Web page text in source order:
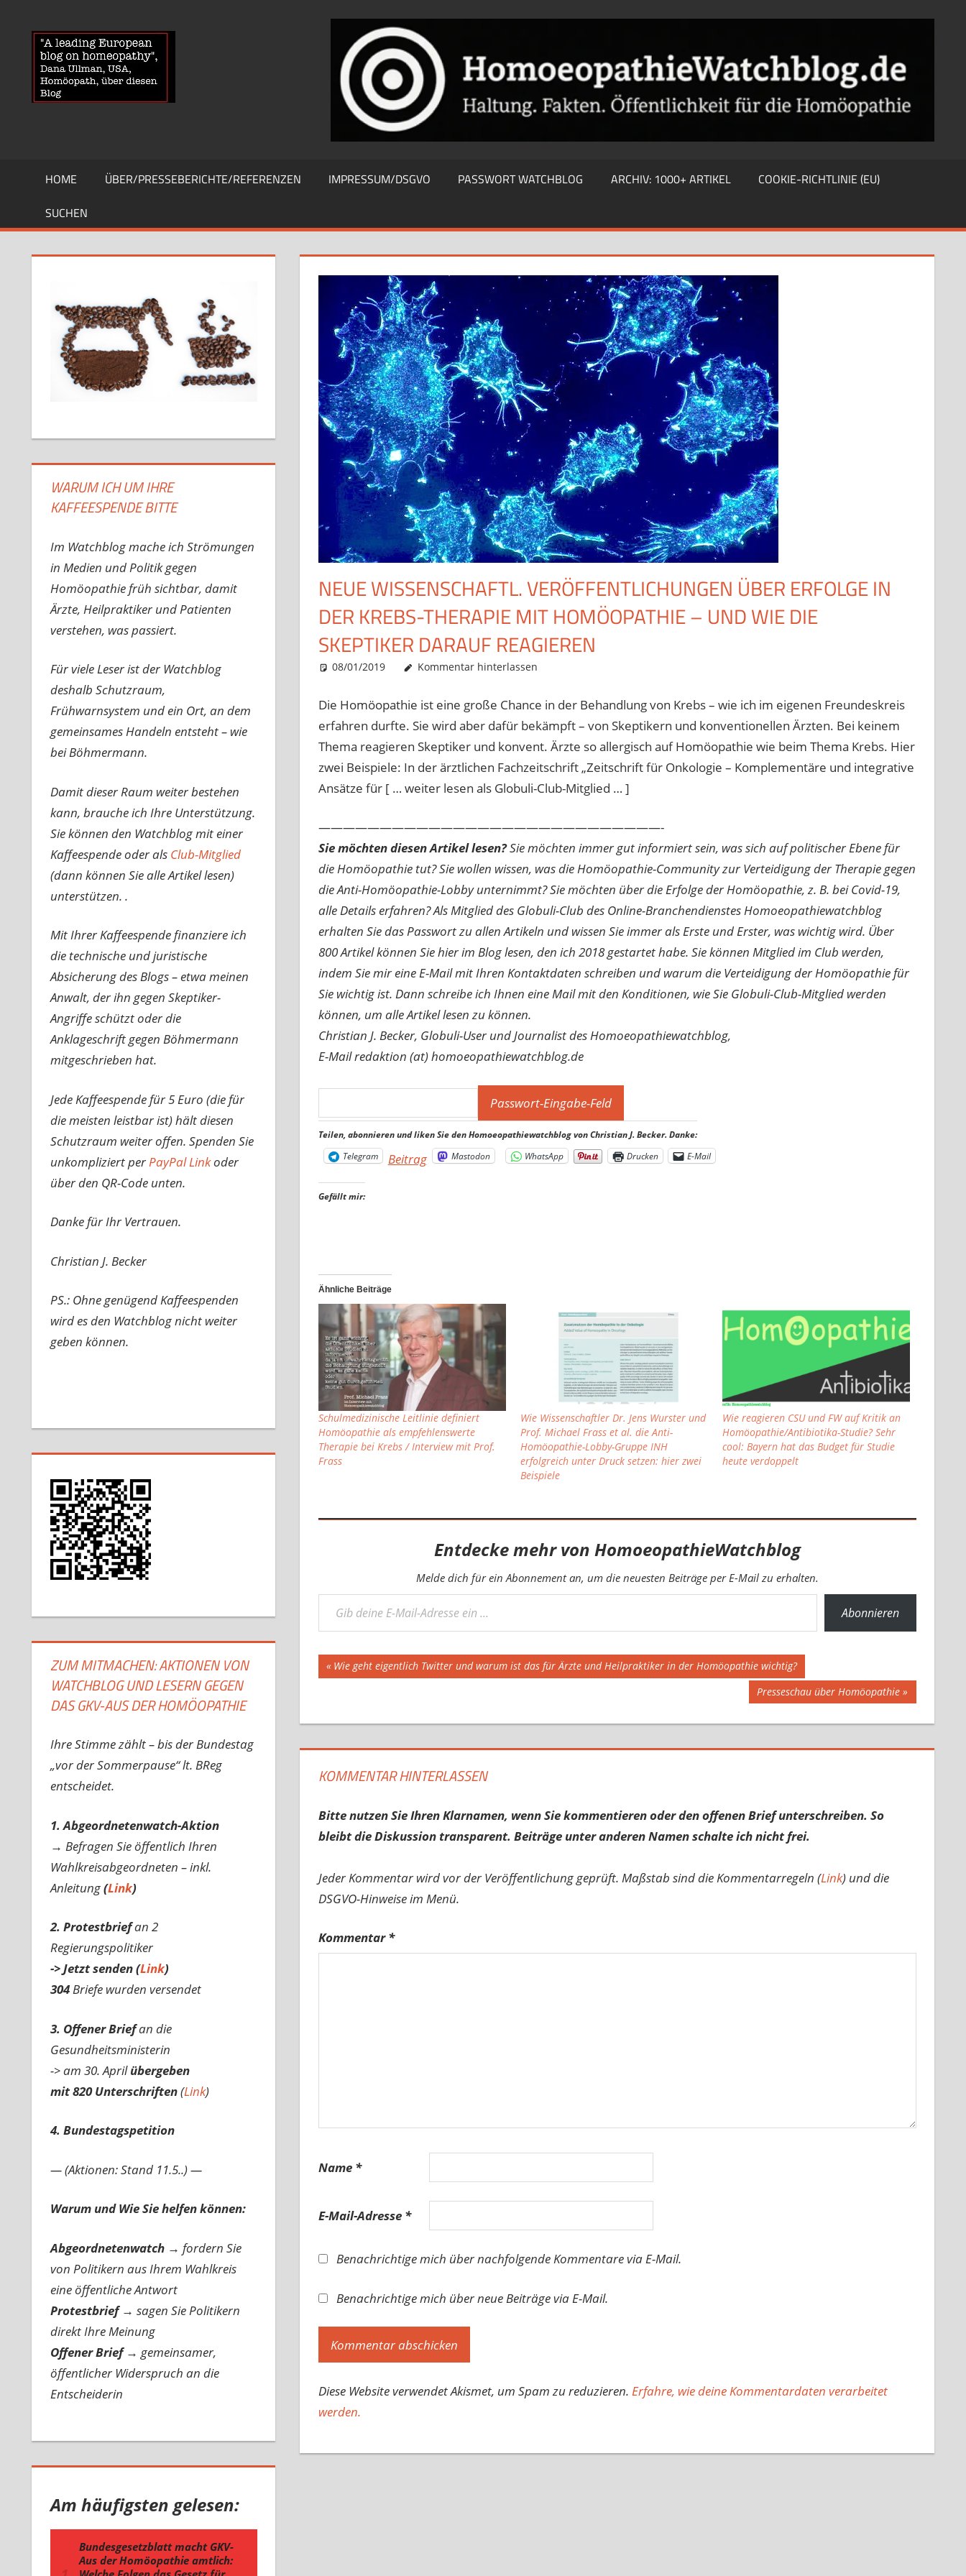
springen
HOMOEOPATHIEWATCHBLOG
News
über
Homöopathie
und
Globuli-
HOME ÜBER/PRESSEBERICHTE/REFERENZEN IMPRESSUM/DSGVO PASSWORT WATCHBLOG ARCHIV: 1000+ ARTIKEL
COOKIE-RICHTLINIE (EU)
SUCHEN
NEUE WISSENSCHAFTL. VERÖFFENTLICHUNGEN ÜBER ERFOLGE IN
DER KREBS-THERAPIE MIT HOMÖOPATHIE – UND WIE DIE
SKEPTIKER DARAUF REAGIEREN
08/01/2019 Christian J. Becker
Allgemein
Kommentar hinterlassen
Die Homöopathie ist eine große Chance in der Behandlung von Krebs – wie ich im eigenen Freundeskreis
erfahren durfte. Sie wird aber dafür bekämpft – von Skeptikern und konventionellen Ärzten. Bei keinem
Thema reagieren Skeptiker und konvent. Ärzte so allergisch auf Homöopathie wie beim Thema Krebs. Hier
zwei Beispiele: In der ärztlichen Fachzeitschrift „Zeitschrift für Onkologie – Komplementäre und integrative
Ansätze für [ … weiter lesen als Globuli-Club-Mitglied … ]
————————————————————————————-
Sie möchten diesen Artikel lesen?Sie möchten immer gut informiert sein, was sich auf politischer Ebene für
die Homöopathie tut? Sie wollen wissen, was die Homöopathie-Community zur Verteidigung der Therapie gegen
die Anti-Homöopathie-Lobby unternimmt? Sie möchten über die Erfolge der Homöopathie, z. B. bei Covid-19,
alle Details erfahren? Als Mitglied des Globuli-Club des Online-Branchendienstes Homoeopathiewatchblog
erhalten Sie das Passwort zu allen Artikeln und wissen Sie immer als Erste und Erster, was wichtig wird. Über
800 Artikel können Sie hier im Blog lesen, den ich 2018 gestartet habe. Sie können Mitglied im Club werden,
indem Sie mir eine E-Mail mit Ihren Kontaktdaten schreiben und warum die Verteidigung der Homöopathie für
Sie wichtig ist. Dann schreibe ich Ihnen eine Mail mit den Konditionen, wie Sie Globuli-Club-Mitglied werden
können, um alle Artikel lesen zu können.
Christian J. Becker, Globuli-User und Journalist des Homoeopathiewatchblog,
E-Mail redaktion (at) homoeopathiewatchblog.de
Teilen, abonnieren und liken Sie den Homoeopathiewatchblog von Christian J. Becker. Danke:
Telegram
Beitrag Mastodon WhatsApp Drucken E-Mail
Gefällt mir:
Ähnliche Beiträge
Schulmedizinische Leitlinie definiert
Homöopathie als empfehlenswerte
Therapie bei Krebs / Interview mit Prof.
Frass
Wie Wissenschaftler Dr. Jens Wurster und
Prof. Michael Frass et al. die Anti-
Homöopathie-Lobby-Gruppe INH
erfolgreich unter Druck setzen: hier zwei
Beispiele
Wie reagieren CSU und FW auf Kritik an
Homöopathie/Antibiotika-Studie? Sehr
cool: Bayern hat das Budget für Studie
heute verdoppelt
Entdecke mehr von HomoeopathieWatchblog
Melde dich für ein Abonnement an, um die neuesten Beiträge per E-Mail zu erhalten.
Gib deine E-Mail-Adresse ein ...
Abonnieren
Beitragsnavigation
Vorheriger
Beitrag:
Wie geht eigentlich Twitter und warum ist das für Ärzte und Heilpraktiker in der Homöopathie wichtig?
Nächster
Beitrag:
Presseschau über Homöopathie
KOMMENTAR HINTERLASSEN
Bitte nutzen Sie Ihren Klarnamen, wenn Sie kommentieren oder den offenen Brief unterschreiben. So
bleibt die Diskussion transparent. Beiträge unter anderen Namen schalte ich nicht frei.
Jeder Kommentar wird vor der Veröffentlichung geprüft. Maßstab sind die Kommentarregeln (Link) und die
DSGVO-Hinweise im Menü.
Kommentar*
Name *
E-Mail-Adresse *
Benachrichtige mich über nachfolgende Kommentare via E-Mail.
Benachrichtige mich über neue Beiträge via E-Mail.
Diese Website verwendet Akismet, um Spam zu reduzieren. Erfahre, wie deine Kommentardaten verarbeitet
werden.
WARUM ICH UM IHRE
KAFFEESPENDE BITTE
Im Watchblog mache ich Strömungen
in Medien und Politik gegen
Homöopathie früh sichtbar, damit
Ärzte, Heilpraktiker und Patienten
verstehen, was passiert.
Für viele Leser ist der Watchblog
deshalb Schutzraum,
Frühwarnsystem und ein Ort, an dem
gemeinsames Handeln entsteht – wie
bei Böhmermann.
Damit dieser Raum weiter bestehen
kann, brauche ich Ihre Unterstützung.
Sie können den Watchblog mit einer
Kaffeespende oder als Club-Mitglied
(dann können Sie alle Artikel lesen)
unterstützen. .
Mit Ihrer Kaffeespende finanziere ich
die technische und juristische
Absicherung des Blogs – etwa meinen
Anwalt, der ihn gegen Skeptiker-
Angriffe schützt oder die
Anklageschrift gegen Böhmermann
mitgeschrieben hat.
Jede Kaffeespende für 5 Euro (die für
die meisten leistbar ist) hält diesen
Schutzraum weiter offen. Spenden Sie
unkompliziert perPayPal Linkoder
über den QR-Code unten.
Danke für Ihr Vertrauen.
Christian J. Becker
PS.: Ohne genügend Kaffeespenden
wird es den Watchblog nicht weiter
geben können.
ZUM MITMACHEN: AKTIONEN VON
WATCHBLOG UND LESERN GEGEN
DAS GKV-AUS DER HOMÖOPATHIE
Ihre Stimme zählt – bis der Bundestag
„vor der Sommerpause“ lt. BReg
entscheidet.
1. Abgeordnetenwatch-Aktion
→ Befragen Sie öffentlich Ihren
Wahlkreisabgeordneten – inkl.
Anleitung(Link)
2. Protestbriefan 2
Regierungspolitiker
-> Jetzt senden (Link)
304Briefe wurden versendet
3. Offener Briefan die
Gesundheitsministerin
-> am 30. Aprilübergeben
mit 820 Unterschriften(Link)
4. Bundestagspetition
— (Aktionen: Stand 11.5..) —
Warum und Wie Sie helfen können:
Abgeordnetenwatch → fordern Sie
von Politikern aus Ihrem Wahlkreis
eine öffentliche Antwort
Protestbrief → sagen Sie Politikern
direkt Ihre Meinung
Offener Brief → gemeinsamer,
öffentlicher Widerspruch an die
Entscheiderin
Am häufigsten gelesen: